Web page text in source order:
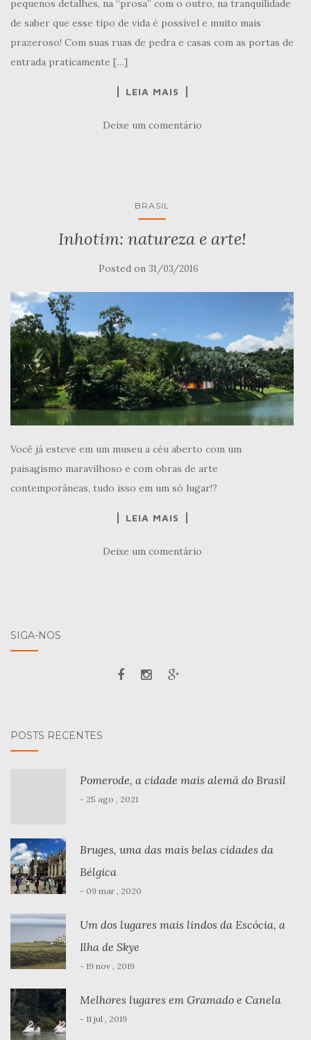
pequenos detalhes, na “prosa” com o outro, na tranquilidade
de saber que esse tipo de vida é possível e muito mais
prazeroso! Com suas ruas de pedra e casas com as portas de
entrada praticamente […]
LEIA MAIS
Deixe um comentário
BRASIL
Inhotim: natureza e arte!
Posted on 31/03/2016
Você já esteve em um museu a céu aberto com um
paisagismo maravilhoso e com obras de arte
contemporâneas, tudo isso em um só lugar!?
LEIA MAIS
Deixe um comentário
SIGA-NOS
POSTS RECENTES
Pomerode, a cidade mais alemã do Brasil
- 25 ago , 2021
Bruges, uma das mais belas cidades da
Bélgica
- 09 mar , 2020
Um dos lugares mais lindos da Escócia, a
Ilha de Skye
- 19 nov , 2019
Melhores lugares em Gramado e Canela
- 11 jul , 2019